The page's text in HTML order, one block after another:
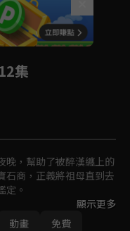
集
晚，幫助了被醉漢纏上的
石商，正義將祖母直到去
定。
、真實、以及想念。
顯示更多
動畫
免費